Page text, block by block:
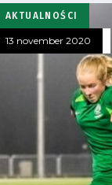
AKTUALNOŚCI
13 november 2020